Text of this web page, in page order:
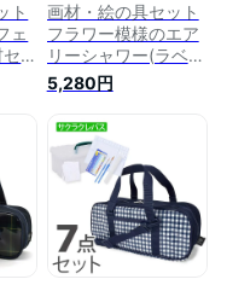
ト
ェ
セ
バ
い
画材・絵の具セット
フラワー模様のエア
リーシャワー(ラベン
ダー) 子供用 画材セ
ット 子供 小学生 サ
クラクレパス 水彩セ
ット 画材セット 絵
具セット 小学校 小
学生 かわいい コン
パクト 男の子 女の
子 バッグ 絵の具バ
ッグ おしゃれ 安い
シンプル 小学校
5,280円